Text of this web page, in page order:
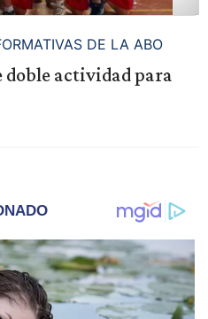
DE LA ABO
doble actividad para